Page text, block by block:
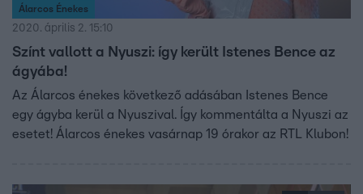
Álarcos Énekes
2020. április 2. 15:10
Színt vallott a Nyuszi: így került Istenes Bence az
ágyába!
Az Álarcos énekes következő adásában Istenes Bence
egy ágyba kerül a Nyuszival. Így kommentálta a Nyuszi az
esetet! Álarcos énekes vasárnap 19 órakor az RTL Klubon!